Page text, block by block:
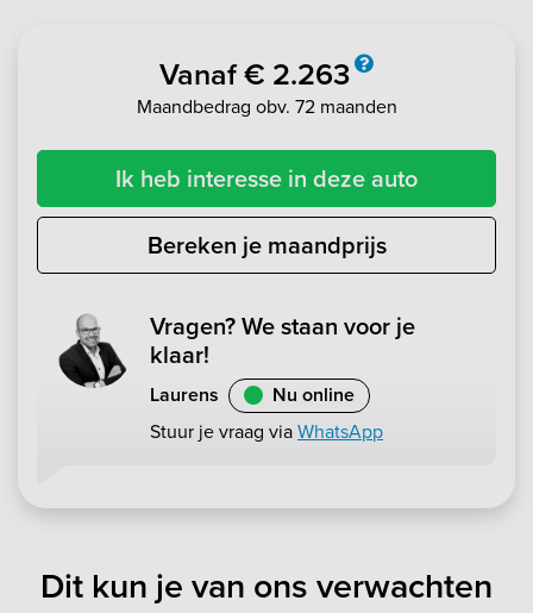
Vanaf € 2.263
Maandbedrag obv. 72 maanden
Ik heb interesse in deze auto
Bereken je maandprijs
Vragen? We staan voor je
klaar!
Laurens
Nu online
Stuur je vraag viaWhatsApp
Dit kun je van ons verwachten